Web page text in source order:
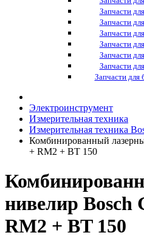
Запчасти
Запчасти
Запчасти
Запчасти
Запчасти
Запчасти
Запчасти для
Электроинструмент
Измерительная техника
Измерительная техника
Комбинированный
+ RM2 + BT 150
нивелир Bosch
RM2 + BT 150